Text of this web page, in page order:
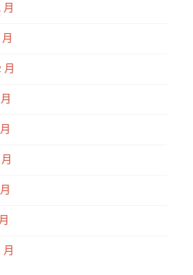
月
月
月